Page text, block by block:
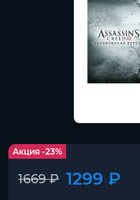
Акция -23%
1669 ₽ 1299 ₽